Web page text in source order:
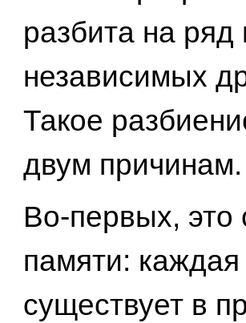
разбита на ряд
независимых
Такое
двум причинам.
Во-первых, это
памяти:
существует в